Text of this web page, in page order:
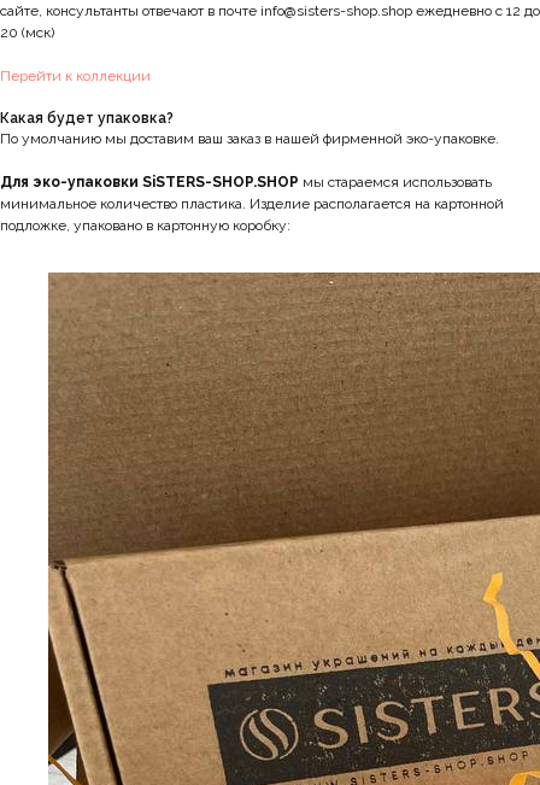
сайте, консультанты отвечают в почте info@sisters-shop.shop ежедневно с 12 до
20 (мск)
Перейти к коллекции
Какая будет упаковка?
По умолчанию мы доставим ваш заказ в нашей фирменной эко-упаковке.
Для эко-упаковки SiSTERS-SHOP.SHOP мы стараемся использовать
минимальное количество пластика. Изделие располагается на картонной
подложке, упаковано в картонную коробку: